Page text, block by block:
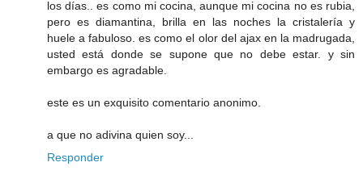
los días.. es como mi cocina, aunque mi cocina no es rubia,
pero es diamantina, brilla en las noches la cristalería y
huele a fabuloso. es como el olor del ajax en la madrugada,
usted está donde se supone que no debe estar. y sin
embargo es agradable.
este es un exquisito comentario anonimo.
a que no adivina quien soy...
Responder